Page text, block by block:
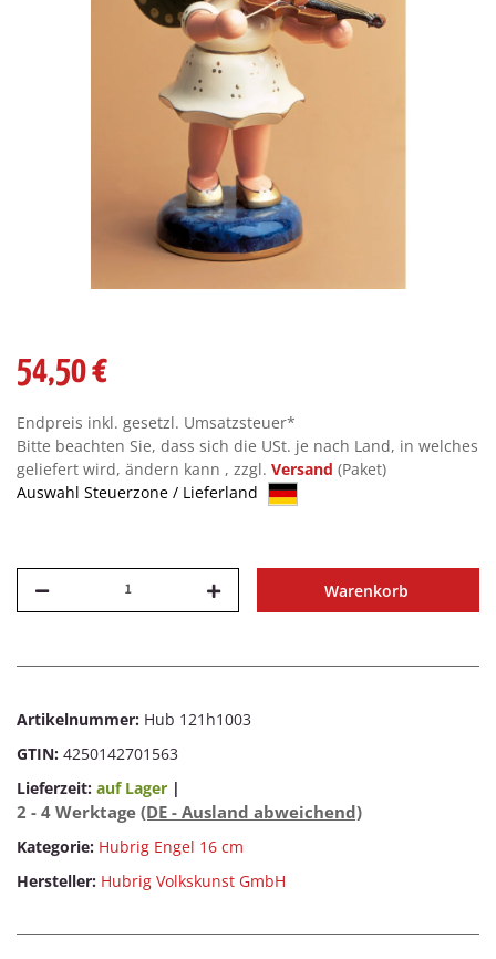
54,50 €
Endpreis inkl. gesetzl. Umsatzsteuer*
Bitte beachten Sie, dass sich die USt. je nach Land, in welches
geliefert wird, ändern kann , zzgl. Versand (Paket)
Auswahl Steuerzone / Lieferland
Warenkorb
Artikelnummer: Hub 121h1003
GTIN: 4250142701563
Lieferzeit: auf Lager |
2 - 4 Werktage (DE - Ausland abweichend)
Kategorie: Hubrig Engel 16 cm
Hersteller: Hubrig Volkskunst GmbH